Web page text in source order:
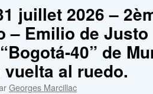
juillet 2026 –
– Emilio de
40” de
al ruedo.
Georges Marcillac